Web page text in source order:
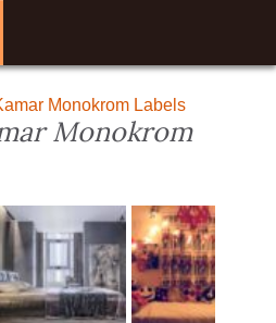
Monokrom Labels
Monokrom